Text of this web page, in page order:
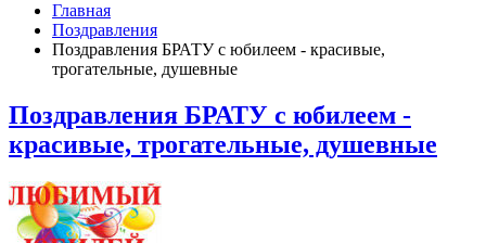
Главная
Поздравления
Поздравления БРАТУ с юбилеем - красивые,
трогательные, душевные
Поздравления БРАТУ с юбилеем -
красивые, трогательные, душевные